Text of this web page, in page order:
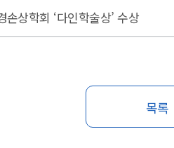
상학회 ‘다인학술상’ 수상
목록